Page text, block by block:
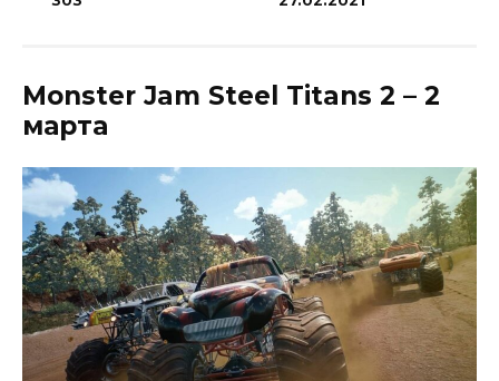
Monster Jam Steel Titans 2 – 2
марта